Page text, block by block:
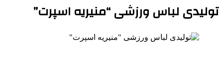
تولیدی لباس ورزشی “منیریه اسپرت”